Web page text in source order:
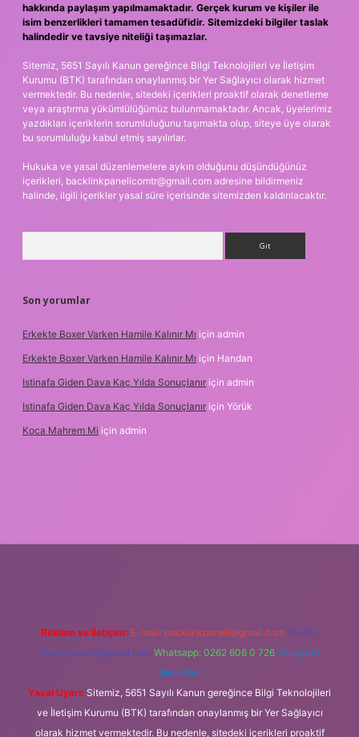
hakkında paylaşım yapılmamaktadır. Gerçek kurum ve kişiler ile
isim benzerlikleri tamamen tesadüfidir. Sitemizdeki bilgiler taslak
halindedir ve tavsiye niteliği taşımazlar.
Sitemiz, 5651 Sayılı Kanun gereğince Bilgi Teknolojileri ve İletişim
Kurumu (BTK) tarafından onaylanmış bir Yer Sağlayıcı olarak hizmet
vermektedir. Bu nedenle, sitedeki içerikleri proaktif olarak denetleme
veya araştırma yükümlülüğümüz bulunmamaktadır. Ancak, üyelerimiz
yazdıkları içeriklerin sorumluluğunu taşımakta olup, siteye üye olarak
bu sorumluluğu kabul etmiş sayılırlar.
Hukuka ve yasal düzenlemelere aykırı olduğunu düşündüğünüz
içerikleri, backlinkpanelicomtr@gmail.com adresine bildirmeniz
halinde, ilgili içerikler yasal süre içerisinde sitemizden kaldırılacaktır.
Son yorumlar
Erkekte Boxer Varken Hamile Kalınır Mı için admin
Erkekte Boxer Varken Hamile Kalınır Mı için Handan
Istinafa Giden Dava Kaç Yılda Sonuçlanır için admin
Istinafa Giden Dava Kaç Yılda Sonuçlanır için Yörük
Koca Mahrem Mi için admin
Reklam ve İletişim: E-mail: backlinkpaneli@gmail.com Teams:
forumhizmeti@gmail.com Whatsapp: 0262 606 0 726 Telegram:
@karabul
Yasal Uyarı: Sitemiz, 5651 Sayılı Kanun gereğince Bilgi Teknolojileri
ve İletişim Kurumu (BTK) tarafından onaylanmış bir Yer Sağlayıcı
olarak hizmet vermektedir. Bu nedenle, sitedeki içerikleri proaktif